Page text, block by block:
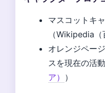
マスコットキ
（Wikipedia（
オレンジペー
スを現在の活
ア） ）